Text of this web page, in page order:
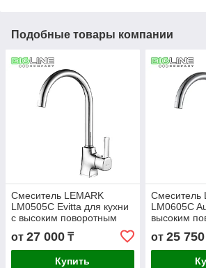
Подобные товары компании
Смеситель LEMARK
LM0505C Evitta для кухни
с высоким поворотным
изливом, хром
от 27 000 ₸
Купить
Смеситель
LM0605C
высоким
изливом,
от 25 750